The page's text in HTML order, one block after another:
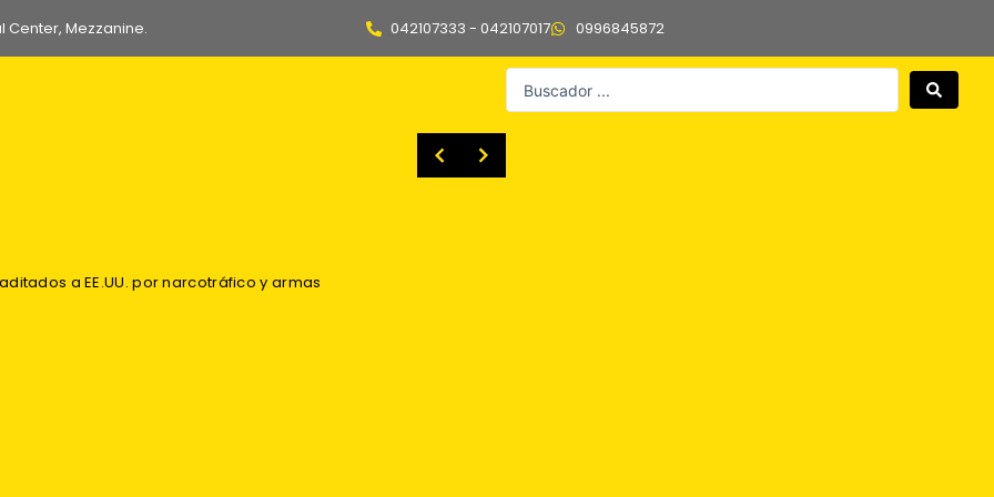
Center, Mezzanine. 042107333 - 042107017 0996845872
Quintero en el radar de Vasco Da Gama
Search